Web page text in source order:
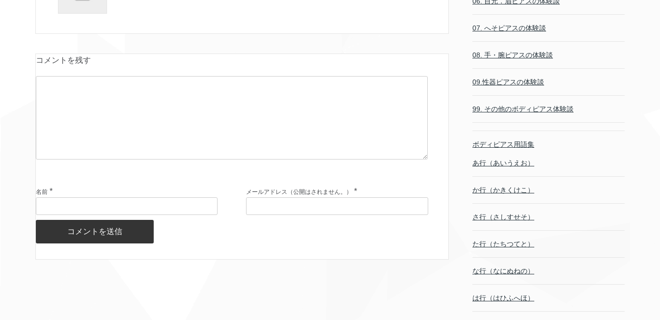
コメントを残す
名前 * メールアドレス（公開はされません。） *
07. へそピアスの体験談
08. 手・腕ピアスの体験談
09.性器ピアスの体験談
99. その他のボディピアス体験談
ボディピアス用語集
あ行（あいうえお）
か行（かきくけこ）
さ行（さしすせそ）
た行（たちつてと）
な行（なにぬねの）
は行（はひふへほ）